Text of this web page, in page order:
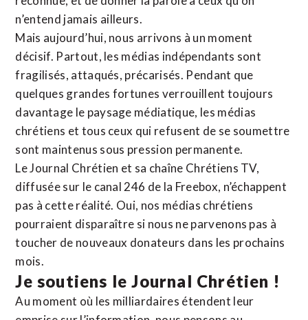
n’entend jamais ailleurs.
Mais aujourd’hui, nous arrivons à un moment
décisif. Partout, les médias indépendants sont
fragilisés, attaqués, précarisés. Pendant que
quelques grandes fortunes verrouillent toujours
davantage le paysage médiatique, les médias
chrétiens et tous ceux qui refusent de se soumettre
sont maintenus sous pression permanente.
Le Journal Chrétien et sa chaîne Chrétiens TV,
diffusée sur le canal 246 de la Freebox, n’échappent
pas à cette réalité. Oui, nos médias chrétiens
pourraient disparaître si nous ne parvenons pas à
toucher de nouveaux donateurs dans les prochains
mois.
Je soutiens le Journal Chrétien !
Au moment où les milliardaires étendent leur